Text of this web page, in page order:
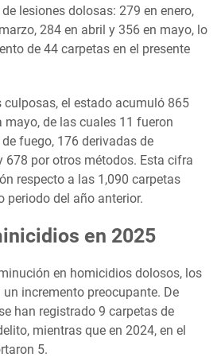
lesiones dolosas: 279 en enero,
284 en abril y 356 en mayo, lo
de 44 carpetas en el presente
culposas, el estado acumuló 865
de las cuales 11 fueron
fuego, 176 derivadas de
678 por otros métodos. Esta cifra
respecto a las 1,090 carpetas
periodo del año anterior.
en 2025
en homicidios dolosos, los
incremento preocupante. De
han registrado 9 carpetas de
mientras que en 2024, en el
5.